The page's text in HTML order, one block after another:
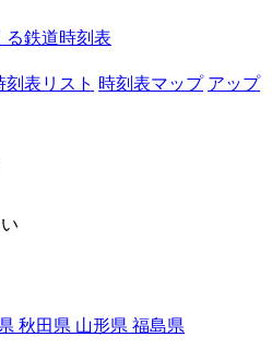
る鉄道時刻表
刻表リスト 時刻表マップ アップ
秋田県 山形県 福島県